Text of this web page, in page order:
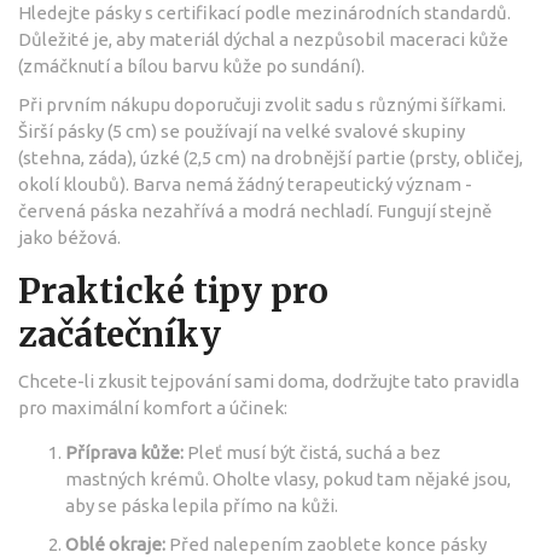
Hledejte pásky s certifikací podle mezinárodních standardů.
Důležité je, aby materiál dýchal a nezpůsobil maceraci kůže
(zmáčknutí a bílou barvu kůže po sundání).
Při prvním nákupu doporučuji zvolit sadu s různými šířkami.
Širší pásky (5 cm) se používají na velké svalové skupiny
(stehna, záda), úzké (2,5 cm) na drobnější partie (prsty, obličej,
okolí kloubů). Barva nemá žádný terapeutický význam -
červená páska nezahřívá a modrá nechladí. Fungují stejně
jako béžová.
Praktické tipy pro
začátečníky
Chcete-li zkusit tejpování sami doma, dodržujte tato pravidla
pro maximální komfort a účinek:
Příprava kůže: Pleť musí být čistá, suchá a bez
mastných krémů. Oholte vlasy, pokud tam nějaké jsou,
aby se páska lepila přímo na kůži.
Oblé okraje: Před nalepením zaoblete konce pásky